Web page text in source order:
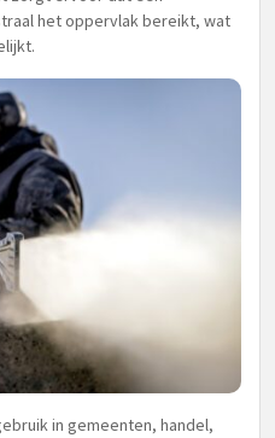
het oppervlak bereikt, wat
in gemeenten, handel,